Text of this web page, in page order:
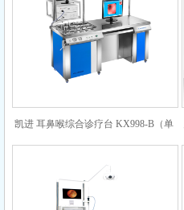
凯进 耳鼻喉综合诊疗台 KX998-B（单
工1.6m长）